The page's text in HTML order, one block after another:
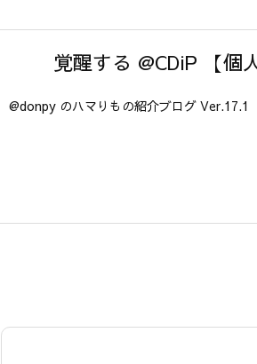
覚醒する @CDiP 【個
@donpy のハマりもの紹介ブログ Ver.17.1